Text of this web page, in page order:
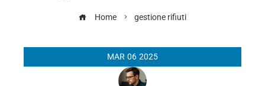
Home gestione rifiuti
MAR 06 2025